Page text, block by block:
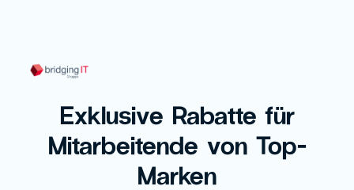
Exklusive Rabatte für
Mitarbeitende von Top-
Marken